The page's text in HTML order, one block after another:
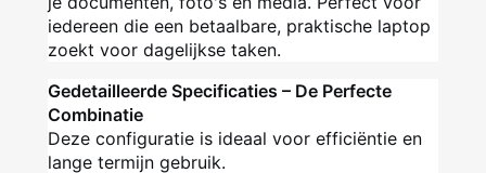
iedereen die een betaalbare, praktische laptop
zoekt voor dagelijkse taken.
Gedetailleerde Specificaties – De Perfecte
Combinatie
Deze configuratie is ideaal voor efficiëntie en
lange termijn gebruik.